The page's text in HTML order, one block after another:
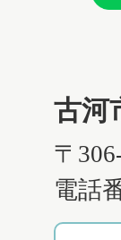
古河
〒
電話